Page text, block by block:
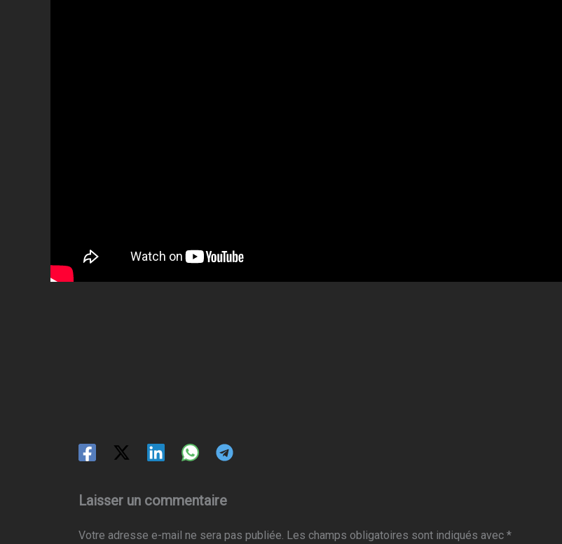
Laisser un commentaire
Votre adresse e-mail ne sera pas publiée. Les champs obligatoires sont indiqués avec *